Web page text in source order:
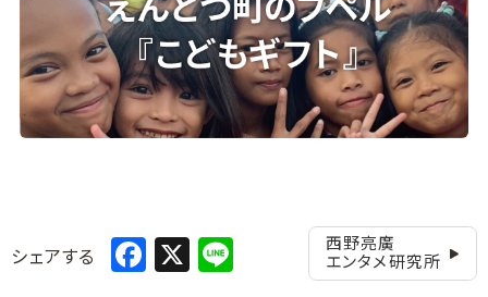
シェアする Facebook
X Line
西野亮廣
エンタメ研究所